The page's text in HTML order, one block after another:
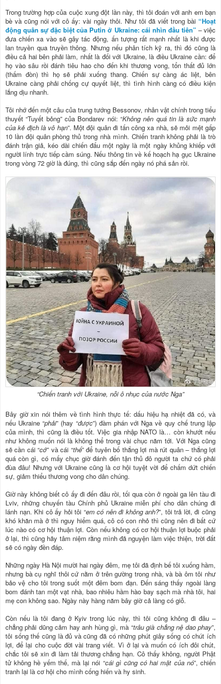
Trong trường hợp của cuộc xung đột lần này, thì tôi đoán với anh em bạn
bè và cũng nói với cô ấy: vài ngày thôi. Như tôi đã viết trong bài “Hoạt
động quân sự đặc biệt của Putin ở Ukraine: cái nhìn đầu tiên” – việc
đưa chiến xa vào sẽ gây tác động, ấn tượng rất mạnh nhất là khi được
lan truyền qua truyền thông. Nhưng nếu phân tích kỹ ra, thì đó cũng là
điều cả hai bên phải làm, nhất là đối với Ukraine, là điều Ukraine cần: để
họ vào sâu rồi đánh tiêu hao cho đến khi thương vong, tổn thất đủ lớn
(thấm đòn) thì họ sẽ phải xuống thang. Chiến sự càng ác liệt, bên
Ukraine càng phải chống cự quyết liệt, thì tình hình càng có điều kiện
lắng dịu nhanh.
Tôi nhớ đến một câu của trung tướng Bessonov, nhân vật chính trong tiểu
thuyết “Tuyết bỏng” của Bondarev nói: “Không nên quá tin là sức mạnh
của kẻ địch là vô hạn”. Một đội quân đi tấn công xa nhà, sẽ mỏi mệt gấp
10 lần đội quân phòng thủ trong nhà mình. Chiến tranh không phải là trò
đánh trận giả, kéo dài chiến đấu một ngày là một ngày khủng khiếp với
người lính trực tiếp cầm súng. Nếu thông tin về kế hoạch hạ gục Ukraine
trong vòng 72 giờ là đúng, thì cũng sắp đến ngày nó phá sản rồi.
“Chiến tranh với Ukraine, nỗi ô nhục của nước Nga”
Bây giờ xin nói thêm về tình hình thực tế: dấu hiệu hạ nhiệt đã có, và
nếu Ukraine “phải” (hay “được”) đàm phán với Nga về quy chế trung lập
của mình, thì cũng là điều tốt. Việc gia nhập NATO là… còn khướt nếu
như không muốn nói là không thể trong vài chục năm tới. Với Nga cũng
sẽ cần cái “cớ” và cái “thế” để tuyên bố thắng lợi mà rút quân – thắng lợi
quá còn gì, có mấy chục giờ đánh đến tận thủ đô người ta chứ có phải
đùa đâu! Nhưng với Ukraine cũng là cơ hội tuyệt vời để chấm dứt chiến
sự, giảm thiểu thương vong cho dân chúng.
Giờ này không biết cô ấy đi đến đâu rồi, tối qua còn ở ngoài ga lên tàu đi
Lviv, những chuyến tàu Chính phủ Ukraine miễn phí cho dân chúng đi
lánh nạn. Khi cô ấy hỏi tôi “em có nên đi không anh?”, tôi trả lời, đi cũng
khó khăn mà ở thì nguy hiểm quá, cô có con nhỏ thì cũng nên đi bất cứ
lúc nào có cơ hội thuận lợi. Còn nếu không có cơ hội thuận lợi buộc phải
ở lại, thì cũng hãy tâm niệm rằng mình đã nguyện làm việc thiện, trời đất
sẽ có ngày đền đáp.
Những ngày Hà Nội mười hai ngày đêm, mẹ tôi đã định bế tôi xuống hầm,
nhưng bà cụ nghĩ thôi cứ nằm ở trên gường trong nhà, và bà ôm tôi như
bảo vệ cho tôi trong suốt một đêm bom đạn. Đến sáng thấy ngoài làng
bom đánh tan một vạt nhà, bao nhiêu hầm hào bay sạch mà nhà tôi, hai
mẹ con không sao. Ngày này hàng năm bây giờ cả làng có giỗ.
Còn nếu là tôi đang ở Kyiv trong lúc này, thì tôi cũng không đi đâu –
chẳng phải dũng cảm hay anh hùng gì, mà “trâu già chẳng nệ dao phay”,
tôi sống thế cũng là đủ và cũng đã có những phút giây sống có chút ích
lợi, để lại cho cuộc đời vài trang viết. Vì ở lại và muốn có ích đôi chút,
chắc tôi sẽ xin đi làm tải thương chẳng hạn. Cô thấy không, người Phật
tử không hề yếm thế, mà lại nói “cái gì cũng có hai mặt của nó”, chiến
tranh lại là cơ hội cho mình cống hiến và hy sinh.